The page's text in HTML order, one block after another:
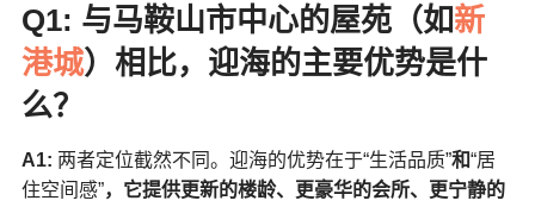
Q1: 与马鞍山市中心的屋苑（如新
港城）相比，迎海的主要优势是什
么？
A1: 两者定位截然不同。迎海的优势在于“生活品质”和“居
住空间感”，它提供更新的楼龄、更豪华的会所、更宁静的